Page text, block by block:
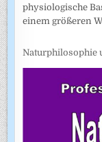
physiologische
einem größeren
Naturphilosophie